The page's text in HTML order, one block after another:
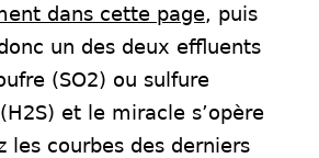
dans cette page, puis
un des deux effluents
(SO2) ou sulfure
et le miracle s’opère
les courbes des derniers